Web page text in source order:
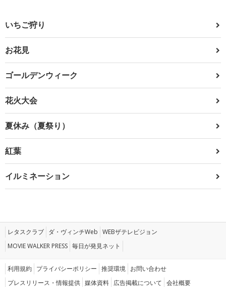
いちご狩り
お花見
ゴールデンウィーク
花火大会
夏休み（夏祭り）
紅葉
イルミネーション
レタスクラブ ダ・ヴィンチWeb WEBザテレビジョン
MOVIE WALKER PRESS 毎日が発見ネット
利用規約 プライバシーポリシー 推奨環境 お問い合わせ
プレスリリース・情報提供 媒体資料 広告掲載について 会社概要